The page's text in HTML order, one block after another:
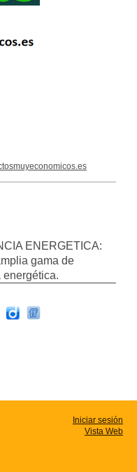
ENERGETICA:
gama de
Iniciar sesión
Vista Web